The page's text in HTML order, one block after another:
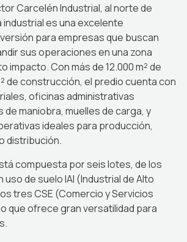
Carcelén Industrial, al norte de
es una excelente
para empresas que buscan
sus operaciones en una zona
impacto. Con más de 12.000 m² de
de construcción, el predio cuenta con
oficinas administrativas
maniobra, muelles de carga, y
ideales para producción,
distribución.
compuesta por seis lotes, de los
de suelo IAI (Industrial de Alto
tres CSE (Comercio y Servicios
que ofrece gran versatilidad para